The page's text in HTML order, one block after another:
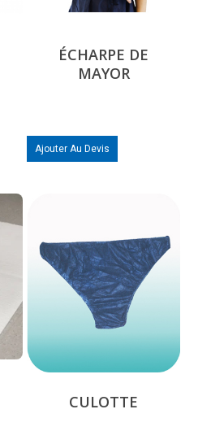
ÉCHARPE DE
MAYOR
Ajouter Au Devis
CULOTTE